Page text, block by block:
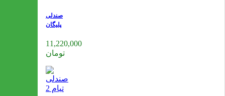
صندلی
پلیگان
11,220,000
تومان